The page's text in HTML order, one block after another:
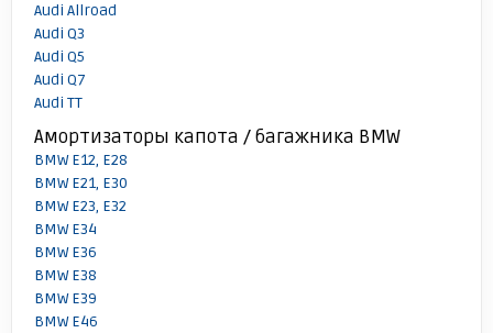
Audi Allroad
Audi Q3
Audi Q5
Audi Q7
Audi TT
Амортизаторы капота / багажника BMW
BMW E12, E28
BMW E21, E30
BMW E23, E32
BMW E34
BMW E36
BMW E38
BMW E39
BMW E46